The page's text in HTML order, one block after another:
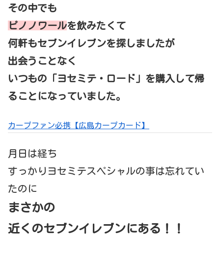
その中でも
ピノノワールを飲みたくて
何軒もセブンイレブンを探しましたが
出会うことなく
いつもの「ヨセミテ・ロード」を購入して帰
ることになっていました。
カープファン必携【広島カープカード】
月日は経ち
すっかりヨセミテスペシャルの事は忘れてい
たのに
まさかの
近くのセブンイレブンにある！！